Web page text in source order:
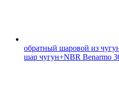
обратный шаровой из
шар чугун+NBR Benarmo